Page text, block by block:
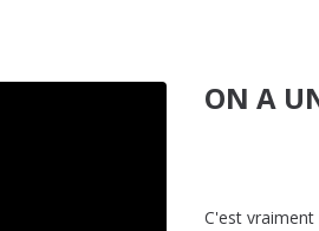
ON A
C'est vraiment